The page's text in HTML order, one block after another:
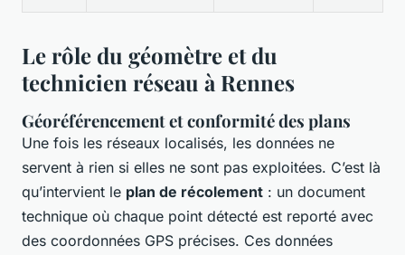
Le rôle du géomètre et du
technicien réseau à Rennes
Géoréférencement et conformité des plans
Une fois les réseaux localisés, les données ne
servent à rien si elles ne sont pas exploitées. C’est là
qu’intervient le plan de récolement : un document
technique où chaque point détecté est reporté avec
des coordonnées GPS précises. Ces données